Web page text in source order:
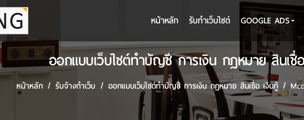
หน้าหลัก รับทําเว็บไซต์ GOOGLE ADS
ออกแบบเว็บไซต์ทำบัญชี การเงิน กฎหมาย สินเชื่
หน้าหลัก รับจ้างทำเว็บ ออกแบบเว็บไซต์ทำบัญชี การเงิน กฎหมาย สินเชื่อ เงินกู้